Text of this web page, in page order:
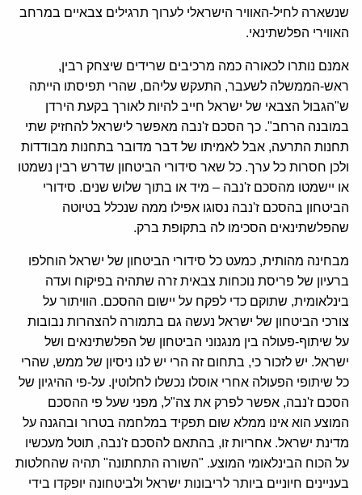
שנשארה לחיל-האוויר הישראלי לערוך תרגילים צבאיים במרחב
האווירי הפלשתינאי.
אמנם נותרו לכאורה כמה מרכיבים שרידים שיצחק רבין,
ראש-הממשלה לשעבר, התעקש עליהם, שהרי תפיסתו הייתה
ש"הגבול הצבאי של ישראל חייב להיות לאורך בקעת הירדן
במובנה הרחב". כך הסכם ז'נבה מאפשר לישראל להחזיק שתי
תחנות התרעה, אבל לאמיתו של דבר מדובר בתחנות מבודדות
ולכן חסרות כל ערך. כל שאר סידורי הביטחון שדרש רבין נשמטו
או יישמטו מהסכם ז'נבה – מיד או בתוך שלוש שנים. סידורי
הביטחון בהסכם ז'נבה נסוגו אפילו ממה שנכלל בטיוטה
שהפלשתינאים הסכימו לה בתקופת ברק.
מבחינה מהותית, כמעט כל סידורי הביטחון של ישראל הוחלפו
ברעיון של פריסת נוכחות צבאית זרה שתהיה בפיקוח ועדה
בינלאומית, שתוקם כדי לפקח על יישום ההסכם. הוויתור על
צורכי הביטחון של ישראל נעשה גם בתמורה להצהרות נבובות
על שיתוף-פעולה בין מנגנוני הביטחון של הפלשתינאים ושל
ישראל. יש לזכור כי, בתחום זה הרי יש לנו ניסיון של ממש, שהרי
כל שיתופי הפעולה אחרי אוסלו נכשלו לחלוטין. על-פי ההיגיון של
הסכם ז'נבה, אפשר לפרק את צה"ל, מפני שעל פי ההסכם
המוצע הוא אינו ממלא שום תפקיד במלחמה בטרור ובהגנה על
מדינת ישראל. אחריות זו, בהתאם להסכם ז'נבה, תוטל מעכשיו
על הכוח הבינלאומי המוצע. "השורה התחתונה" תהיה שהחלטות
בעניינים חיוניים ביותר לריבונות ישראל ולביטחונה יופקדו בידי